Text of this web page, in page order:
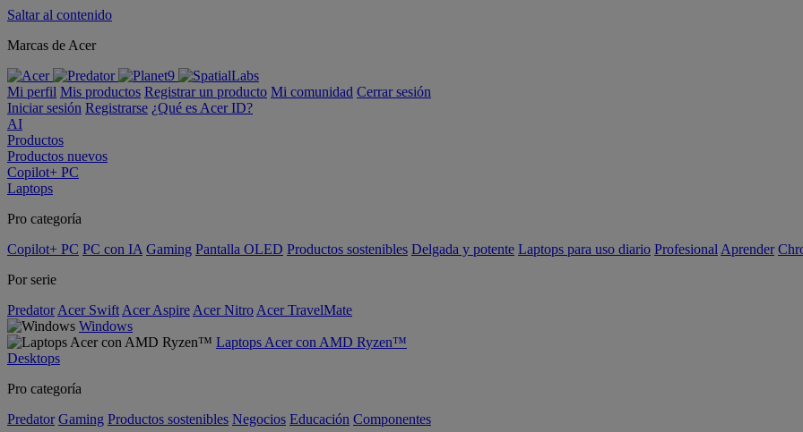
Saltar al contenido
Marcas de Acer
Mi perfil Mis productos Registrar un producto Mi comunidad Cerrar sesión
Iniciar sesión Registrarse ¿Qué es Acer ID?
AI
Productos
Productos nuevos
Copilot+ PC
Laptops
Pro categoría
Copilot+ PC PC con IA Gaming Pantalla OLED Productos sostenibles Delgada y potente Laptops para uso diario Profesional Aprender
Por serie
Predator Acer Swift Acer Aspire Acer Nitro Acer TravelMate
Windows
Laptops Acer con AMD Ryzen™
Desktops
Pro categoría
Predator Gaming Productos sostenibles Negocios Educación Componentes